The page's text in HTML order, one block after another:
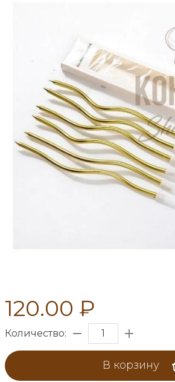
120.00 ₽
Количество:
В корзину